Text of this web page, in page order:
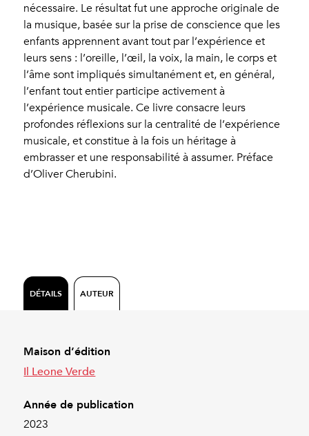
nécessaire. Le résultat fut une approche originale de
la musique, basée sur la prise de conscience que les
enfants apprennent avant tout par l’expérience et
leurs sens : l’oreille, l’œil, la voix, la main, le corps et
l’âme sont impliqués simultanément et, en général,
l’enfant tout entier participe activement à
l’expérience musicale. Ce livre consacre leurs
profondes réflexions sur la centralité de l’expérience
musicale, et constitue à la fois un héritage à
embrasser et une responsabilité à assumer. Préface
d’Oliver Cherubini.
DÉTAILS AUTEUR
Maison d’édition
Il Leone Verde
Année de publication
2023